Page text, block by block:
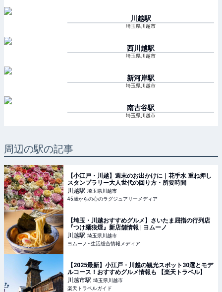
川越駅
埼玉県川越市
西川越駅
埼玉県川越市
新河岸駅
埼玉県川越市
南古谷駅
埼玉県川越市
周辺の駅の記事
【小江戸・川越】週末のお出かけに｜花手水 重ね押し
スタンプラリー大人世代の回り方・所要時間
川越駅 埼玉県川越市
45歳からの心のラグジュアリーメディア
【埼玉・川越おすすめグルメ】さいたま屈指の行列店
『つけ麺狼煙』新店舗情報 | ヨムーノ
川越駅 埼玉県川越市
ヨムーノ - 生活総合情報メディア
【2025最新】小江戸・川越の観光スポット30選とモデ
ルコース！おすすめグルメ情報も 【楽天トラベル】
川越市駅 埼玉県川越市
楽天トラベルガイド